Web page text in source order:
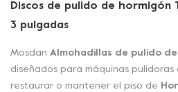
Discos de pulido de hormigón
3 pulgadas
Mosdan Almohadillas de pulido
diseñados para máquinas pulidoras
restaurar o mantener el piso de